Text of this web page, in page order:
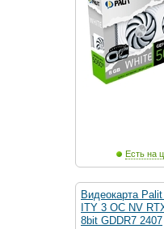
Есть на
Видеокарта
ITY 3 OC NV
8bit GDDR7 2407